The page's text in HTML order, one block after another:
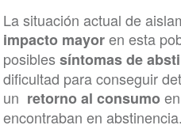
La situación actual de
impacto mayoren esta
posibles síntomas de
dificultad para conseguir
un retorno al consumo
encontraban en abstinencia.